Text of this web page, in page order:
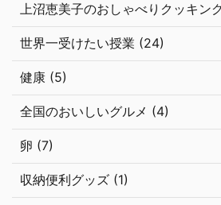
上沼恵美子のおしゃべりクッキン
世界一受けたい授業 (24)
健康 (5)
全国のおいしいグルメ (4)
卵 (7)
収納便利グッズ (1)